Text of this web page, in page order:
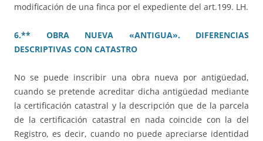
modificación de una finca por el expediente del art.199. LH.
6.** OBRA NUEVA «ANTIGUA». DIFERENCIAS
DESCRIPTIVAS CON CATASTRO
No se puede inscribir una obra nueva por antigüedad,
cuando se pretende acreditar dicha antigüedad mediante
la certificación catastral y la descripción que de la parcela
de la certificación catastral en nada coincide con la del
Registro, es decir, cuando no puede apreciarse identidad